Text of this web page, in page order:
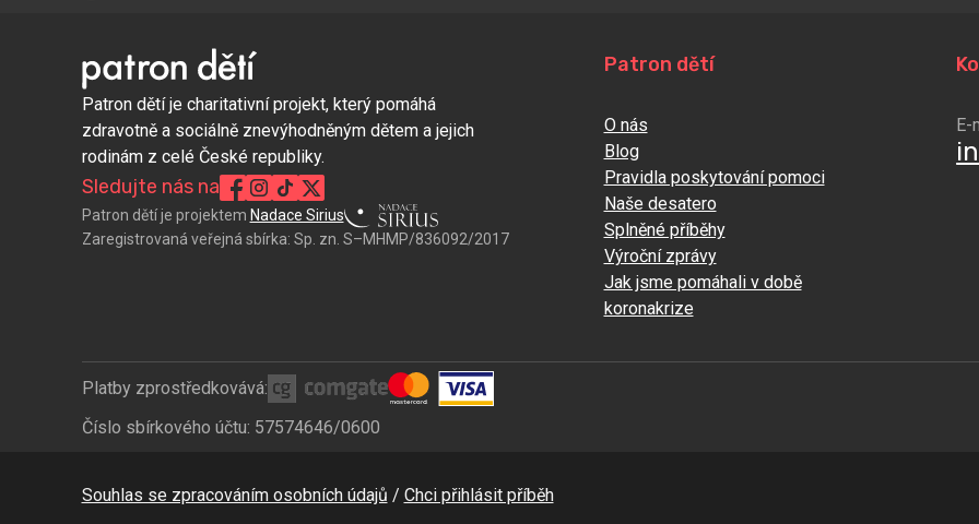
Patron dětí je charitativní projekt, který pomáhá
zdravotně a sociálně znevýhodněným dětem a jejich
rodinám z celé České republiky.
Sledujte nás na
Patron dětí je projektem Nadace Sirius
Zaregistrovaná veřejná sbírka: Sp. zn. S–MHMP/836092/2017
Patron dětí
O nás
Blog
Pravidla poskytování pomoci
Naše desatero
Splněné příběhy
Výroční zprávy
Jak jsme pomáhali v době
koronakrize
E-
Platby zprostředkovává:
Číslo sbírkového účtu: 57574646/0600
Bottom
Souhlas se zpracováním osobních údajů Chci přihlásit příběh